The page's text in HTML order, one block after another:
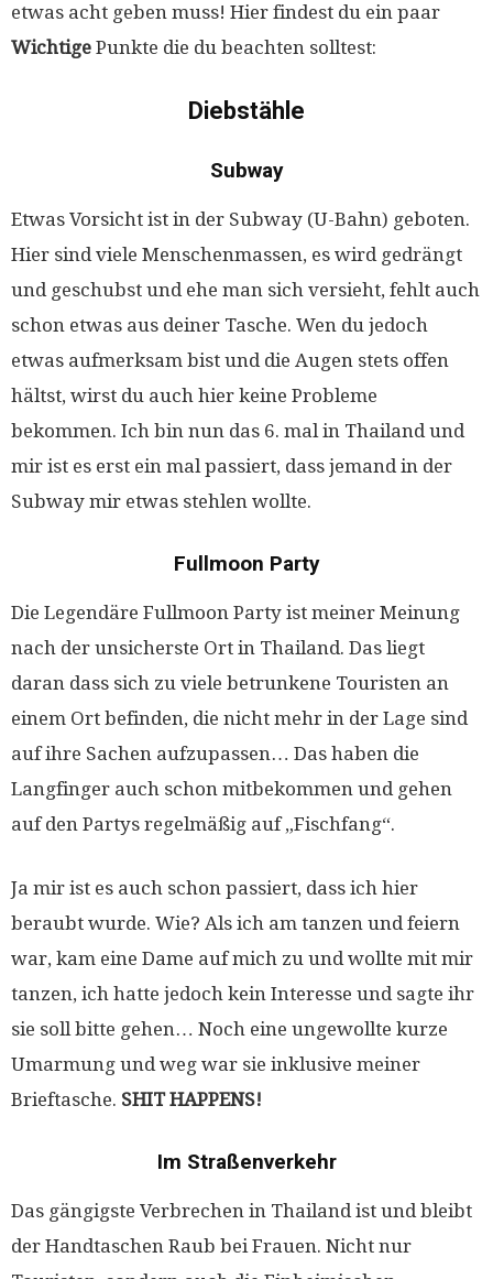
etwas acht geben muss! Hier findest du ein paar
Wichtige Punkte die du beachten solltest:
Diebstähle
Subway
Etwas Vorsicht ist in der Subway (U-Bahn) geboten.
Hier sind viele Menschenmassen, es wird gedrängt
und geschubst und ehe man sich versieht, fehlt auch
schon etwas aus deiner Tasche. Wen du jedoch
etwas aufmerksam bist und die Augen stets offen
hältst, wirst du auch hier keine Probleme
bekommen. Ich bin nun das 6. mal in Thailand und
mir ist es erst ein mal passiert, dass jemand in der
Subway mir etwas stehlen wollte.
Fullmoon Party
Die Legendäre Fullmoon Party ist meiner Meinung
nach der unsicherste Ort in Thailand. Das liegt
daran dass sich zu viele betrunkene Touristen an
einem Ort befinden, die nicht mehr in der Lage sind
auf ihre Sachen aufzupassen… Das haben die
Langfinger auch schon mitbekommen und gehen
auf den Partys regelmäßig auf „Fischfang“.
Ja mir ist es auch schon passiert, dass ich hier
beraubt wurde. Wie? Als ich am tanzen und feiern
war, kam eine Dame auf mich zu und wollte mit mir
tanzen, ich hatte jedoch kein Interesse und sagte ihr
sie soll bitte gehen… Noch eine ungewollte kurze
Umarmung und weg war sie inklusive meiner
Brieftasche. SHIT HAPPENS!
Im Straßenverkehr
Das gängigste Verbrechen in Thailand ist und bleibt
der Handtaschen Raub bei Frauen. Nicht nur